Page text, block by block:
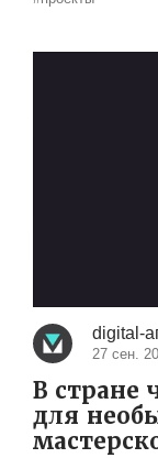
digital-
27 сен.
В стране
для